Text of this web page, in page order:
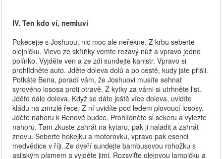
IV. Ten kdo ví, nemluví
Pokecejte s Joshuou, nic moc ale neřekne. Z krbu seberte
olejničku. Vlevo ze skříňky vemte rezavý nůž a vpravo jedno
polínko. Vyjděte ven a ze zdi sundejte kanistr. Vpravo si
prohlídněte auto. Jděte doleva dolů a po cestě, kudy jste přišli.
Potkáte Bena, poradí vám, že Joshuovi musíte sehnat
syrového lososa proti otravě. Z kytky za vámi si utrhněte list.
Jděte dále doleva. Když se dáte ještě více doleva, uvidíte
kládu na zmrzlé řece. Z ní uvidíte pod ledem plovoucí lososy.
Jděte nahoru k Benově budce. Prohlídněte si sekeru a vylezte
nahoru. Tam zkuste zahrát na kytaru, pak ji naladit a zahrát
znovu. Seberte hokejku a motorovku, vpravo pak esenci
medvědice v říji. Ze dveří sundejte bambusovou rohožku s
asijským písmem a vyjděte jimi. Rozsviťte olejovou lampičku a